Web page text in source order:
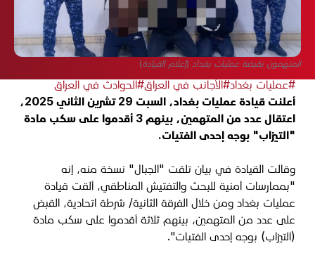
المتهمون بقبضة عمليات بغداد (إعلام القيادة)
#عمليات بغداد#الأجانب في العراق#الحوادث في العراق
أعلنت قيادة عمليات بغداد، السبت 29 تشرين الثاني 2025،
اعتقال عدد من المتهمين، بينهم 3 أقدموا على سكب مادة
"التيزاب" بوجه إحدى الفتيات.
وقالت القيادة في بيان تلقت "الجبال" نسخة منه، إنه
"بممارسات أمنية للبحث والتفتيش المناطقي، ألقت قيادة
عمليات بغداد ومن خلال الفرقة الثانية/ شرطة اتحادية، القبض
على عدد من المتهمين، بينهم ثلاثة أقدموا على سكب مادة
(التيزاب) بوجه إحدى الفتيات".